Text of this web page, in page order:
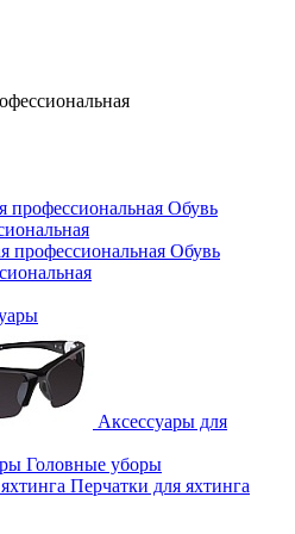
Обувь
Обувь
Аксессуары для
Головные уборы
Перчатки для яхтинга